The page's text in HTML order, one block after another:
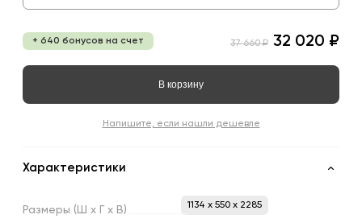
+ 640 бонусов на счет 37 660 ₽ 32 020 ₽
В корзину
Напишите, если нашли дешевле
Характеристики
Размеры (Ш х х В) 1134 x 550 x 2285